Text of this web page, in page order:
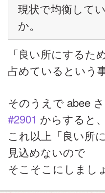
現状で均衡して
か。
「良い所にする
占めているという
そのうえで abee
#2901 からすると
これ以上「良い所
見込めないので
そこそこにしまし